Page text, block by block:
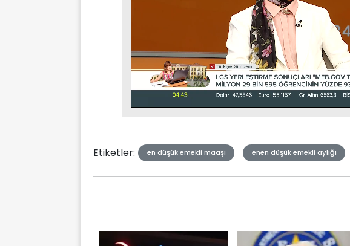
Stream
Etiketler: en düşük emekli maaşı enen düşük emekli aylığı